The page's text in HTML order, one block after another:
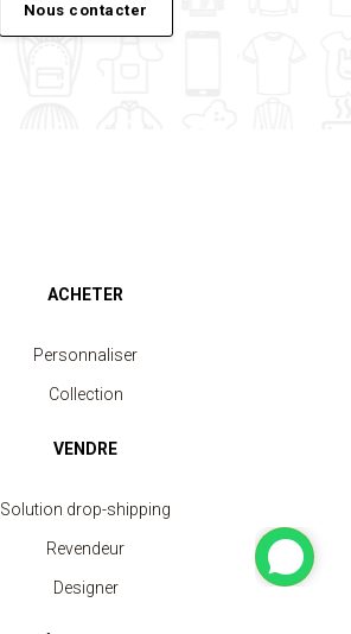
Nous contacter
ACHETER
Personnaliser
Collection
VENDRE
Solution drop-shipping
Revendeur
Designer